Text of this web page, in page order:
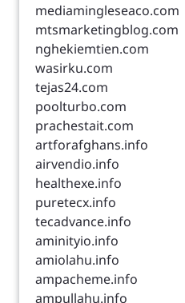
mediamingleseaco.com
mtsmarketingblog.com
nghekiemtien.com
wasirku.com
tejas24.com
poolturbo.com
prachestait.com
artforafghans.info
airvendio.info
healthexe.info
puretecx.info
tecadvance.info
aminityio.info
amiolahu.info
ampacheme.info
ampullahu.info